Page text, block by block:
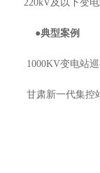
220kV及以下变
●典型案例
1000KV变电站巡
甘肃新一代集控